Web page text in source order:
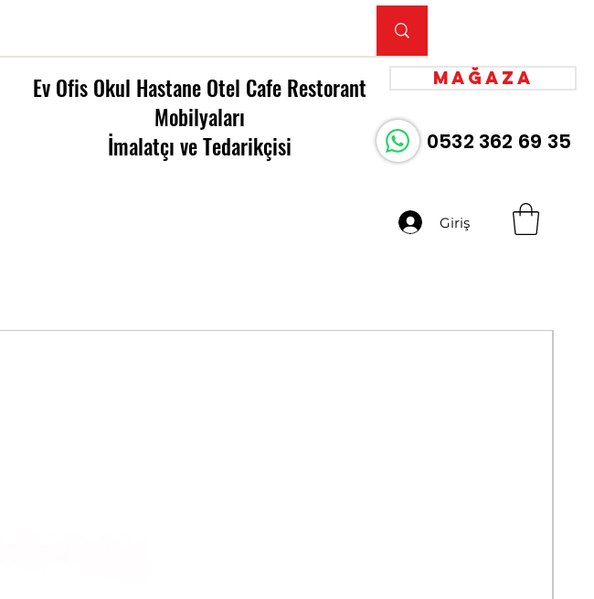
Ev Ofis Okul Hastane Otel Cafe Restorant
Mobilyaları
İmalatçı ve Tedarikçisi
Mağaza
0532 362 69 35
Giriş